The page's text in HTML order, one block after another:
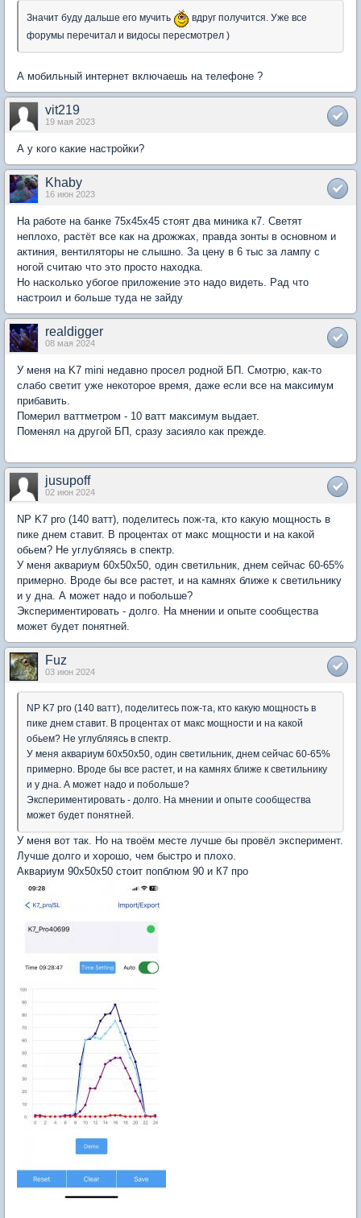
Значит буду дальше его мучить
вдруг получится. Уже все
форумы перечитал и видосы пересмотрел )
А мобильный интернет включаешь на телефоне ?
vit219
19 мая 2023
А у кого какие настройки?
Khaby
16 июн 2023
На работе на банке 75х45х45 стоят два миника к7. Светят
неплохо, растёт все как на дрожжах, правда зонты в основном и
актиния, вентиляторы не слышно. За цену в 6 тыс за лампу с
ногой считаю что это просто находка.
Но насколько убогое приложение это надо видеть. Рад что
настроил и больше туда не зайду
realdigger
08 мая 2024
У меня на K7 mini недавно просел родной БП. Смотрю, как-то
слабо светит уже некоторое время, даже если все на максимум
прибавить.
Померил ваттметром - 10 ватт максимум выдает.
Поменял на другой БП, сразу засияло как прежде.
jusupoff
02 июн 2024
NP K7 pro (140 ватт), поделитесь пож-та, кто какую мощность в
пике днем ставит. В процентах от макс мощности и на какой
обьем? Не углубляясь в спектр.
У меня аквариум 60х50х50, один светильник, днем сейчас 60-65%
примерно. Вроде бы все растет, и на камнях ближе к светильнику
и у дна. А может надо и побольше?
Экспериментировать - долго. На мнении и опыте сообщества
может будет понятней.
Fuz
03 июн 2024
NP K7 pro (140 ватт), поделитесь пож-та, кто какую мощность в
пике днем ставит. В процентах от макс мощности и на какой
обьем? Не углубляясь в спектр.
У меня аквариум 60х50х50, один светильник, днем сейчас 60-65%
примерно. Вроде бы все растет, и на камнях ближе к светильнику
и у дна. А может надо и побольше?
Экспериментировать - долго. На мнении и опыте сообщества
может будет понятней.
У меня вот так. Но на твоём месте лучше бы провёл эксперимент.
Лучше долго и хорошо, чем быстро и плохо.
Аквариум 90х50х50 стоит попблюм 90 и К7 про